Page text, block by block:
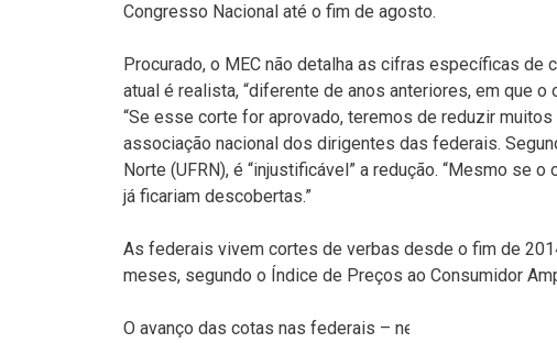
Congresso Nacional até o fim de agosto.
Procurado, o MEC não detalha as cifras específicas
atual é realista, “diferente de anos anteriores, em que
“Se esse corte for aprovado, teremos de reduzir
associação nacional dos dirigentes das federais.
Norte (UFRN), é “injustificável” a redução. “Mesmo se
já ficariam descobertas.”
As federais vivem cortes de verbas desde o fim de
meses, segundo o Índice de Preços ao Consumidor
O avanço das cotas nas federais – neste ano, as